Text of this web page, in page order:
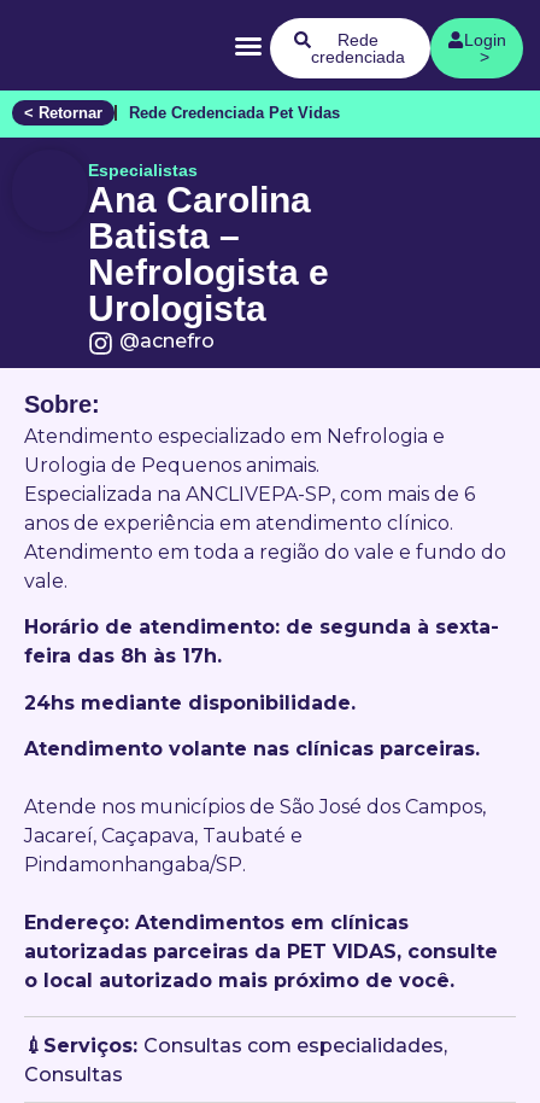
Rede
credenciada
Login
>
< Retornar Rede Credenciada Pet Vidas
Especialistas
Ana Carolina
Batista –
Nefrologista e
Urologista
@acnefro
Sobre:
Atendimento especializado em Nefrologia e
Urologia de Pequenos animais.
Especializada na ANCLIVEPA-SP, com mais de 6
anos de experiência em atendimento clínico.
Atendimento em toda a região do vale e fundo do
vale.
Horário de atendimento: de segunda à sexta-
feira das 8h às 17h.
24hs mediante disponibilidade.
Atendimento volante nas clínicas parceiras.
Atende nos municípios de São José dos Campos,
Jacareí, Caçapava, Taubaté e
Pindamonhangaba/SP.
Endereço: Atendimentos em clínicas
autorizadas parceiras da PET VIDAS, consulte
o local autorizado mais próximo de você.
💉Serviços: Consultas com especialidades,
Consultas